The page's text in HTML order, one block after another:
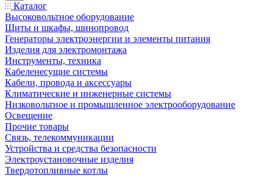
Каталог
Высоковольтное оборудование
Щиты и шкафы, шинопровод
Генераторы электроэнергии и элементы питания
Изделия для электромонтажа
Инструменты, техника
Кабеленесущие системы
Кабели, провода и аксессуары
Климатические и инженерные системы
Низковольтное и промышленное электрооборудование
Освещение
Прочие товары
Связь, телекоммуникации
Устройства и средства безопасности
Электроустановочные изделия
Твердотопливные котлы